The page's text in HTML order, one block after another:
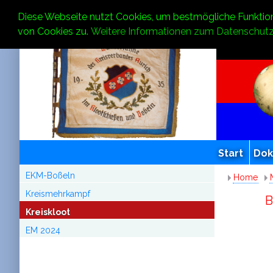
Diese Webseite nutzt Cookies, um bestmögliche
von Cookies zu. Weitere Informationen zum
Start
EKM-Boßeln
Kreismehrkampf
Kreiskloot
EM 2024
Home